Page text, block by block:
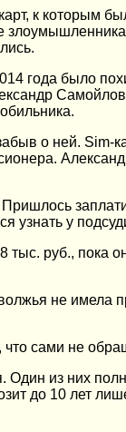
к которым
года было
о ней.
узнать у
руб., пока
не имела
сами не
из них
до 10 лет